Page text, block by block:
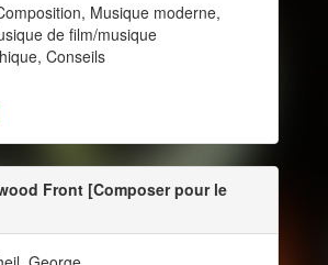
Musique moderne,
de film/musique
Conseils
Front [Composer pour le